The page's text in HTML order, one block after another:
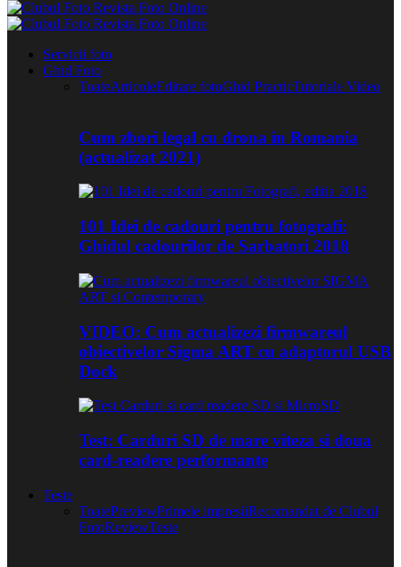
Servicii foto
Ghid Foto
ToateArticoleEditare fotoGhid PracticTutoriale Video
Cum zbori legal cu drona in Romania
(actualizat 2021)
101 Idei de cadouri pentru fotografi:
Ghidul cadourilor de Sarbatori 2018
VIDEO: Cum actualizezi firmwareul
obiectivelor Sigma ART cu adaptorul USB
Dock
Test: Carduri SD de mare viteza si doua
card-readere performante
Teste
ToatePreviewPrimele impresiiRecomandat de Clubul
FotoReviewTeste